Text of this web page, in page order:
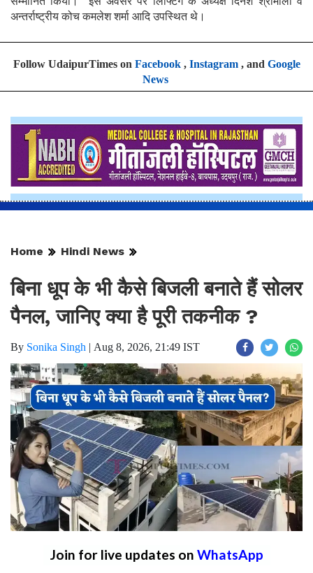
अन्तर्राष्ट्रीय कोच कमलेश शर्मा आदि उपस्थित थे।
Follow UdaipurTimes on Facebook, Instagram, and Google
News
Home Hindi News
बिना धूप के भी कैसे बिजली बनाते हैं सोलर
पैनल, जानिए क्या है पूरी तकनीक ?
By Sonika Singh | Aug 8, 2026, 21:49 IST
Join for live updates on WhatsApp